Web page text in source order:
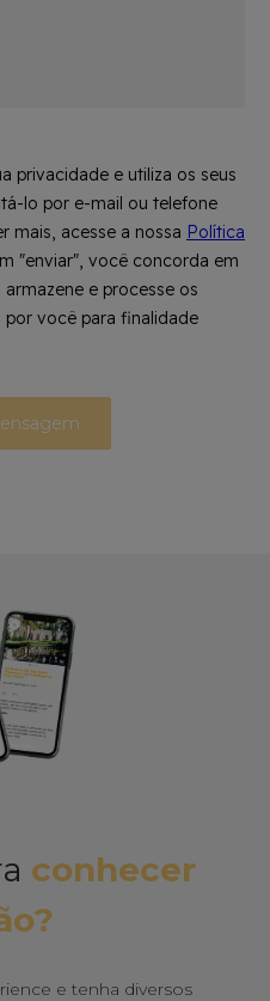
privacidade e utiliza os seus
lo por e-mail ou telefone
mais, acesse a nossa Política
"enviar", você concorda em
e processe os
você para finalidade
conhecer
e tenha diversos